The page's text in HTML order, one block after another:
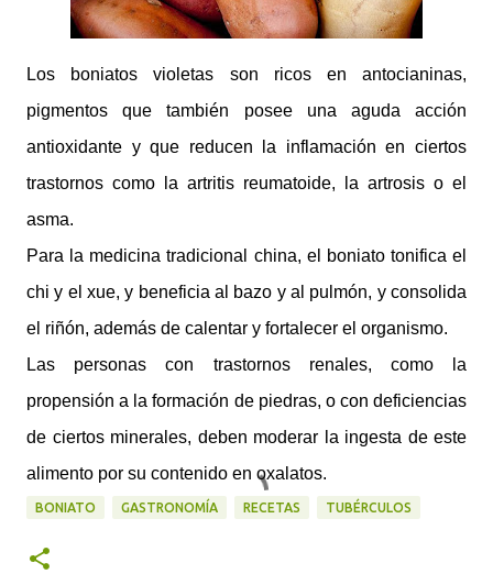
Los boniatos violetas son ricos en antocianinas,
pigmentos que también posee una aguda acción
antioxidante y que reducen la inflamación en ciertos
trastornos como la artritis reumatoide, la artrosis o el
asma.
Para la medicina tradicional china, el boniato tonifica el
chi y el xue, y beneficia al bazo y al pulmón, y consolida
el riñón, además de calentar y fortalecer el organismo.
Las personas con trastornos renales, como la
propensión a la formación de piedras, o con deficiencias
de ciertos minerales, deben moderar la ingesta de este
alimento por su contenido en oxalatos.
BONIATO GASTRONOMÍA RECETAS TUBÉRCULOS